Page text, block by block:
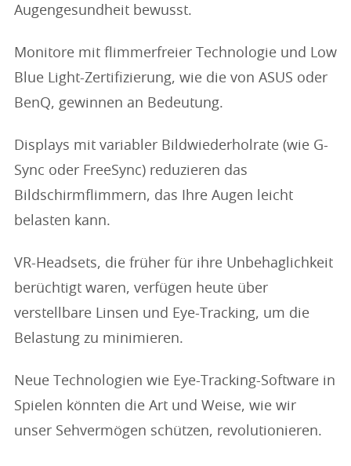
Augengesundheit bewusst.
Monitore mit flimmerfreier Technologie und Low
Blue Light-Zertifizierung, wie die von ASUS oder
BenQ, gewinnen an Bedeutung.
Displays mit variabler Bildwiederholrate (wie G-
Sync oder FreeSync) reduzieren das
Bildschirmflimmern, das Ihre Augen leicht
belasten kann.
VR-Headsets, die früher für ihre Unbehaglichkeit
berüchtigt waren, verfügen heute über
verstellbare Linsen und Eye-Tracking, um die
Belastung zu minimieren.
Neue Technologien wie Eye-Tracking-Software in
Spielen könnten die Art und Weise, wie wir
unser Sehvermögen schützen, revolutionieren.